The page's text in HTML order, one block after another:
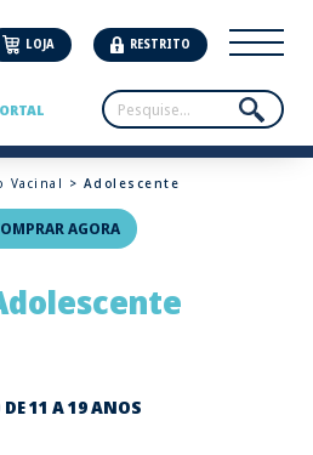
LOJA RESTRITO
Vacinal > Adolescente
AGORA
11 A 19 ANOS